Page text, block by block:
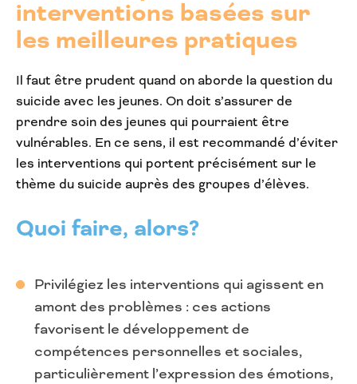
interventions basées sur
les meilleures pratiques
Il faut être prudent quand on aborde la question du
suicide avec les jeunes. On doit s’assurer de
prendre soin des jeunes qui pourraient être
vulnérables. En ce sens, il est recommandé d’éviter
les interventions qui portent précisément sur le
thème du suicide auprès des groupes d’élèves.
Quoi faire, alors?
Privilégiez les interventions qui agissent en
amont des problèmes : ces actions
favorisent le développement de
compétences personnelles et sociales,
particulièrement l’expression des émotions,